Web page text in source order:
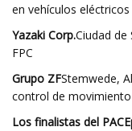
en vehículos eléctricos
Yazaki Corp.Ciudad
FPC
Grupo ZFStemwede,
control de
Los finalistas del